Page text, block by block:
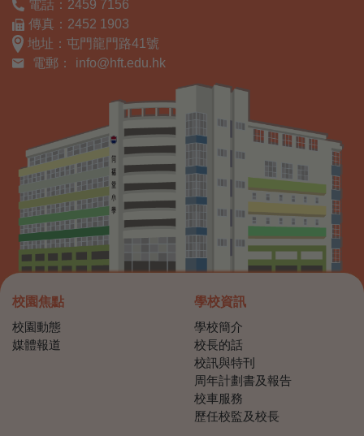
電話：2459 7156
傳真：2452 1903
地址：屯門龍門路41號
電郵：
info@hft.edu.hk
校園焦點
校園動態
媒體報道
學校資訊
學校簡介
校長的話
校訊與特刊
周年計劃書及報告
校車服務
歷任校監及校長